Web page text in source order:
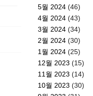
5월 2024 (46)
4월 2024 (43)
3월 2024 (34)
2월 2024 (30)
1월 2024 (25)
12월 2023 (15)
11월 2023 (14)
10월 2023 (30)